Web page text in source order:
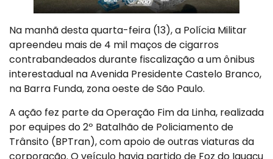
Na manhã desta quarta-feira (13), a Polícia Militar
apreendeu mais de 4 mil maços de cigarros
contrabandeados durante fiscalização a um ônibus
interestadual na Avenida Presidente Castelo Branco,
na Barra Funda, zona oeste de São Paulo.
A ação fez parte da Operação Fim da Linha, realizada
por equipes do 2º Batalhão de Policiamento de
Trânsito (BPTran), com apoio de outras viaturas da
corporação. O veículo havia partido de Foz do Iguaçu